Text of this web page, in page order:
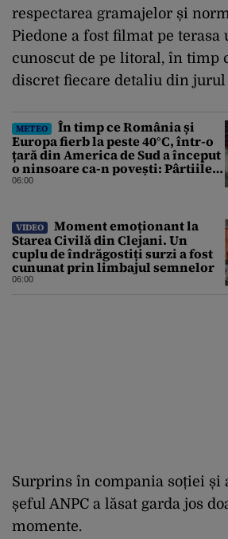
respectarea gramajelor și
Piedone a fost filmat pe
cunoscut de pe litoral, în timp
discret fiecare detaliu din jurul
METEO
În timp ce România și
Europa fierb la peste 40°C, într-o
țară din America de Sud a început
o ninsoare ca-n povești: Pârtiile
s-au umplut de schiori
06:00
VIDEO
Moment emoționant la
Starea Civilă din Clejani. Un
cuplu de îndrăgostiți surzi a fost
cununat prin limbajul semnelor
06:00
Surprins în compania soției și
șeful ANPC a lăsat garda jos
momente.